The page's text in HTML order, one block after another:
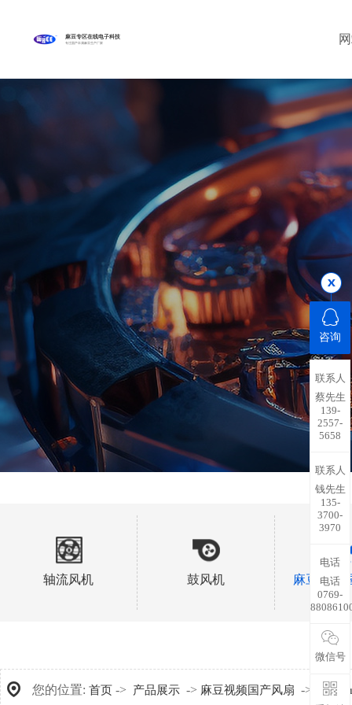
麻豆专区在线电子科技
专注国产丰满麻豆生产厂家
轴流风机 鼓风机 麻豆视频
您的位置: 首页 -> 产品展示 -> 麻豆视频国产风扇 ->
咨询
联系人
蔡先生
139-
2557-
5658
联系人
钱先生
135-
3700-
3970
电话
电话
0769-
微信号